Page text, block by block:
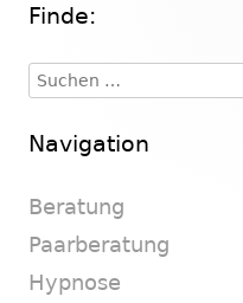
Haupt-
Seitenleiste
Finde:
Suchen
nach:
Navigation
Beratung
Paarberatung
Hypnose